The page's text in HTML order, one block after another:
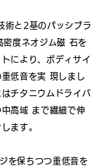
と2基のパッシブラ
度ネオジム磁 石を
により、ボディサイ
低音を実 現しまし
チタニウムドライバ
高域 まで繊細で伸
ます。
を保ちつつ重低音を